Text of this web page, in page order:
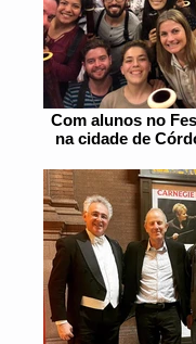
Com alunos no
na cidade de